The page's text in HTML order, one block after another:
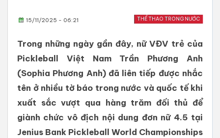
THỂ THAO TRONG NƯỚC
15/11/2025 - 06:21
Trong những ngày gần đây, nữ VĐV trẻ của
Pickleball Việt Nam Trần Phương Anh
(Sophia Phương Anh) đã liên tiếp được nhắc
tên ở nhiều tờ báo trong nước và quốc tế khi
xuất sắc vượt qua hàng trăm đối thủ để
giành chức vô địch nội dung đơn nữ 4.5 tại
Jenius Bank Pickleball World Championships